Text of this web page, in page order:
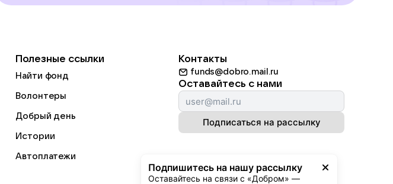
Подпишитесь на нашу рассылку
Оставайтесь на связи с «Добром» —
Полезные ссылки
Найти фонд
Волонтеры
Добрый день
Истории
Автоплатежи
Контакты
funds@dobro.mail.ru
Оставайтесь с нами
Подписаться на рассылку